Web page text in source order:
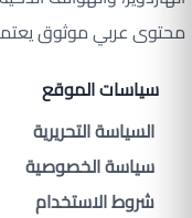
محتوى عربي موثوق
سياسات الموقع
السياسة التحريرية
سياسة الخصوصية
شروط الاستخدام